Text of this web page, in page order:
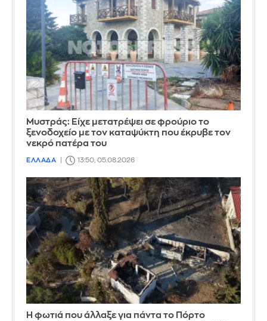
Mυστράς: Είχε μετατρέψει σε φρούριο το
ξενοδοχείο με τον καταψύκτη που έκρυβε τον
νεκρό πατέρα του
ΕΛΛΑΔΑ 13:50, 05.08.2026
Η φωτιά που άλλαξε για πάντα το Πόρτο